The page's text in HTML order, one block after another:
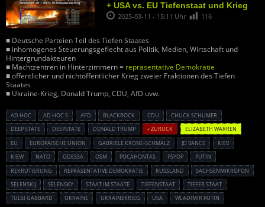
+ USA vs. EU Tiefenstaat und Krieg
2025-03-11 - 15:11 Uhr 116
■ Deutsche Parteien Teil des Tiefen Staates
■ inhomogenes Steuerungsgeflecht aus Politik, Medien, Wirtschaft und
Hintergrundakteuren
■ Machtzentren in Hinterzimmern = repräsentative Demokratie
■ öffentlicher und nichtöffentlicher Krieg zweier Fraktionen des Tiefen
Staates
■ Ukraine-Krieg, Donald Trump, CDU, AfD uvw.
AD HOC AD HOC 5 AFD BLACKROCK CDU
CHUCK SCHUMER
DEEP STATE
DEEPSTATE DONALD TRUMP « ZURÜCK
ELIZABETH WARREN
EU
EUROPÄISCHE UNION GABRIELE KRONE-SCHMALZ JD VANCE
KIEV
KIEW
NATO ODESSA OSM POCAHONTAS PSYOP
PUTIN
REKRUTIERUNG
REPRÄSENTATIVE DEMOKRATIE RUSSLAND
SACHSENMIKROFON
SELENSKIJ
SELENSKY STAAT IM STAATE TIEFENSTAAT
TIEFER STAAT
TULSI GABBARD
UKRAINE UKRAINEKRIEG USA WLADIMIR PUTIN